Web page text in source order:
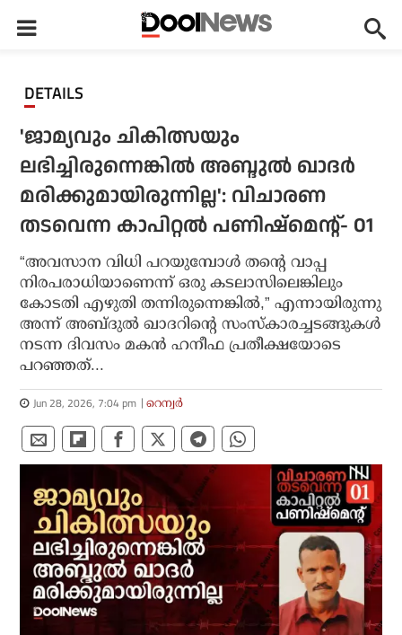
DETAILS
'ജാമ്യവും ചികിത്സയും
ലഭിച്ചിരുന്നെങ്കിൽ അബ്ദുല്‍ ഖാദർ
മരിക്കുമായിരുന്നില്ല': വിചാരണ
തടവെന്ന കാപിറ്റല്‍ പണിഷ്‌മെന്റ്- 01
“അവസാന വിധി പറയുമ്പോൾ തന്റെ വാപ്പ
നിരപരാധിയാണെന്ന് ഒരു കടലാസിലെങ്കിലും
കോടതി എഴുതി തന്നിരുന്നെങ്കിൽ,” എന്നായിരുന്നു
അന്ന് അബ്ദുൽ ഖാദറിന്റെ സംസ്‌കാരച്ചടങ്ങുകള്‍
നടന്ന ദിവസം മകൻ ഹനീഫ പ്രതീക്ഷയോടെ
പറഞ്ഞത്...
Jun 28, 2026, 7:04 pm റെന്വര്‍